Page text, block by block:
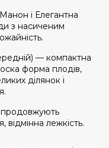
і Елегантна
з насиченим
— компактна
форма плодів,
ділянок і
продовжують
лежкість.